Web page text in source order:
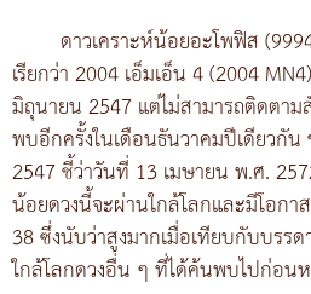
ดาวเคราะห์น้อยอะโพฟิส
เรียกว่า 2004 เอ็มเอ็น 4 (2004
มิถุนายน 2547 แต่ไม่สามารถติดตา
พบอีกครั้งในเดือนธันวาคมปีเดียวกั
2547 ชี้ว่าวันที่ 13 เมษายน พ.ศ.
น้อยดวงนี้จะผ่านใกล้โลกและมีโอก
38 ซึ่งนับว่าสูงมากเมื่อเทียบกับบรร
ใกล้โลกดวงอื่น ๆ ที่ได้ค้นพบไปก่อน